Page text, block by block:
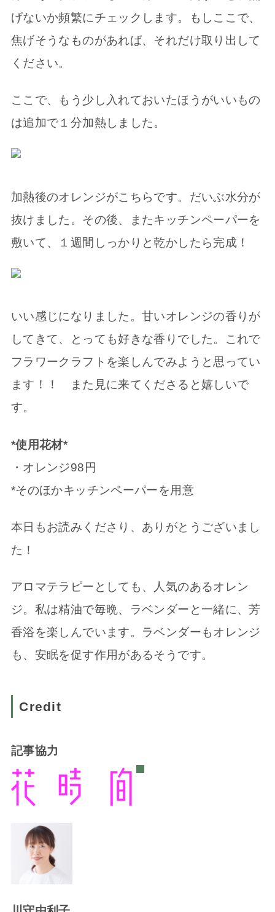
げないか頻繁にチェックします。もしここで、
焦げそうなものがあれば、それだけ取り出して
ください。
ここで、もう少し入れておいたほうがいいもの
は追加で１分加熱しました。
加熱後のオレンジがこちらです。だいぶ水分が
抜けました。その後、またキッチンペーパーを
敷いて、１週間しっかりと乾かしたら完成！
いい感じになりました。甘いオレンジの香りが
してきて、とっても好きな香りでした。これで
フラワークラフトを楽しんでみようと思ってい
ます！！ また見に来てくださると嬉しいで
す。
*使用花材*
・オレンジ98円
*そのほかキッチンペーパーを用意
本日もお読みくださり、ありがとうございまし
た！
アロマテラピーとしても、人気のあるオレン
ジ。私は精油で毎晩、ラベンダーと一緒に、芳
香浴を楽しんでいます。ラベンダーもオレンジ
も、安眠を促す作用があるそうです。
Credit
記事協力